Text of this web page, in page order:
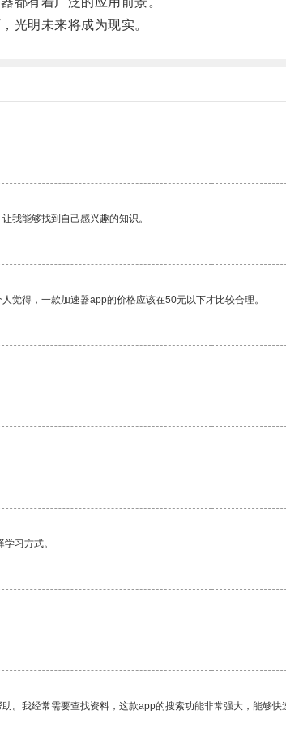
明未来将成为现实。
我能够找到自己感兴趣的知识。
觉得，一款加速器app的价格应该在50元以下才比较合理。
习方式。
。我经常需要查找资料，这款app的搜索功能非常强大，能够快